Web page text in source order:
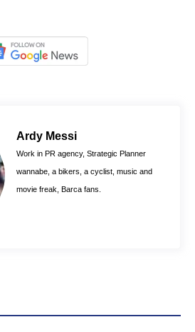
Ardy Messi
Work in PR agency, Strategic Planner
wannabe, a bikers, a cyclist, music and
movie freak, Barca fans.